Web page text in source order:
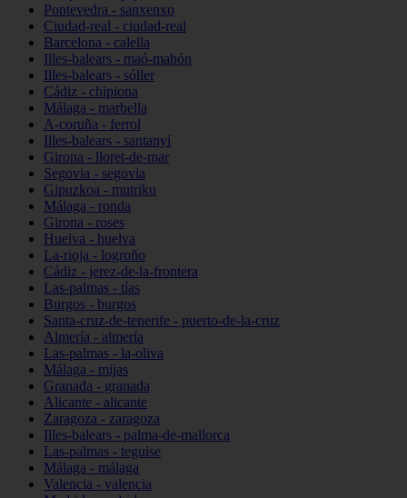
Pontevedra - sanxenxo
Ciudad-real - ciudad-real
Barcelona - calella
Illes-balears - maó-mahón
Illes-balears - sóller
Cádiz - chipiona
Málaga - marbella
A-coruña - ferrol
Illes-balears - santanyí
Girona - lloret-de-mar
Segovia - segovia
Gipuzkoa - mutriku
Málaga - ronda
Girona - roses
Huelva - huelva
La-rioja - logroño
Cádiz - jerez-de-la-frontera
Las-palmas - tías
Burgos - burgos
Santa-cruz-de-tenerife - puerto-de-la-cruz
Almería - almería
Las-palmas - la-oliva
Málaga - mijas
Granada - granada
Alicante - alicante
Zaragoza - zaragoza
Illes-balears - palma-de-mallorca
Las-palmas - teguise
Málaga - málaga
Valencia - valencia